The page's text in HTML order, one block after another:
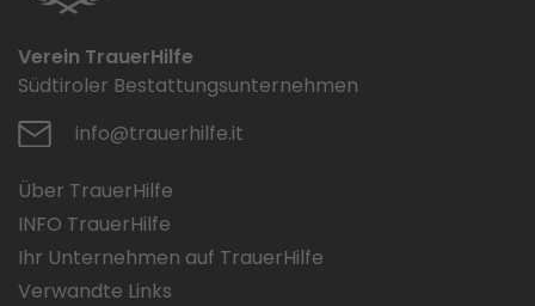
Verein TrauerHilfe
Südtiroler Bestattungsunternehmen
info@trauerhilfe.it
Über TrauerHilfe
INFO TrauerHilfe
Ihr Unternehmen auf TrauerHilfe
Verwandte Links